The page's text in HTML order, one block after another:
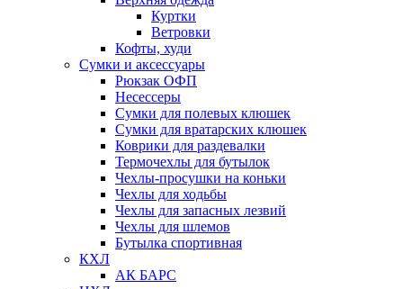
Куртки
Ветровки
Кофты, худи
Сумки и аксессуары
Рюкзак ОФП
Несессеры
Сумки для полевых клюшек
Сумки для вратарских клюшек
Коврики для раздевалки
Термочехлы для бутылок
Чехлы-просушки на коньки
Чехлы для ходьбы
Чехлы для запасных лезвий
Чехлы для шлемов
Бутылка спортивная
КХЛ
АК БАРС